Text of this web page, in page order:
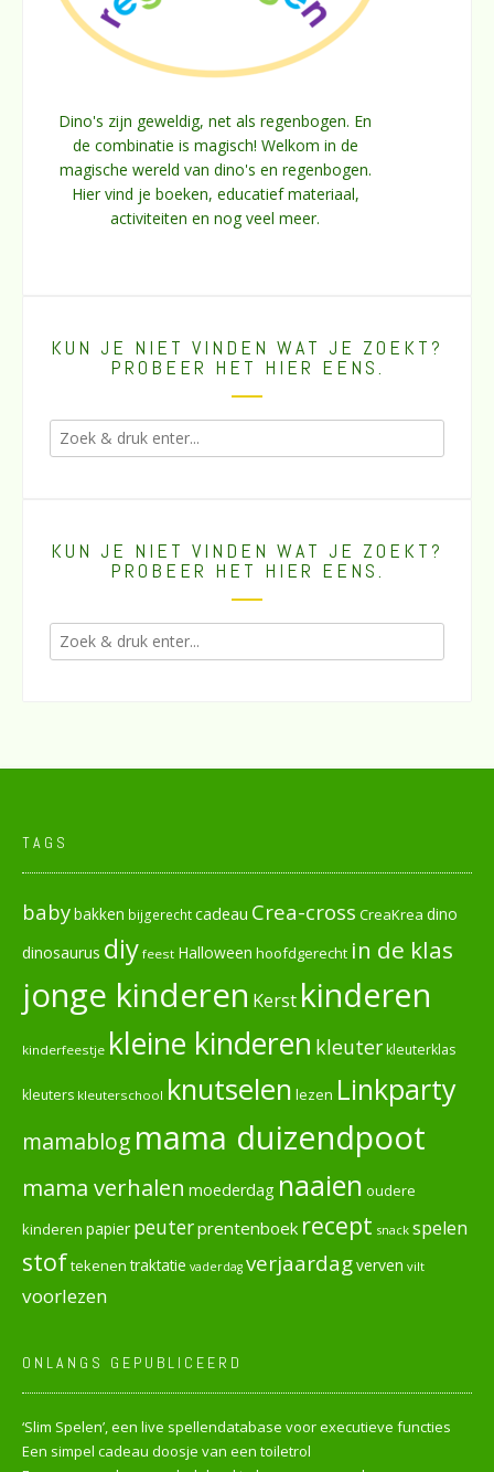
Dino's zijn geweldig, net als regenbogen. En
de combinatie is magisch! Welkom in de
magische wereld van dino's en regenbogen.
Hier vind je boeken, educatief materiaal,
activiteiten en nog veel meer.
KUN JE NIET VINDEN WAT JE ZOEKT?
PROBEER HET HIER EENS.
KUN JE NIET VINDEN WAT JE ZOEKT?
PROBEER HET HIER EENS.
TAGS
babybakken bijgerechtcadeau Crea-cross CreaKrea dino
dinosaurus diy feest Halloween hoofdgerecht in de klas
jonge kinderen Kerst kinderen
kinderfeestje kleine kinderen kleuterkleuterklas
kleuters kleuterschool knutselen lezen Linkparty
mamablog mama duizendpoot
mama verhalen moederdag naaien oudere
kinderen papier peuterprentenboek recept snack spelen
stoftekenen traktatie vaderdag verjaardagverven vilt
voorlezen
ONLANGS GEPUBLICEERD
‘Slim Spelen’, een live spellendatabase voor executieve functies
Een simpel cadeau doosje van een toiletrol